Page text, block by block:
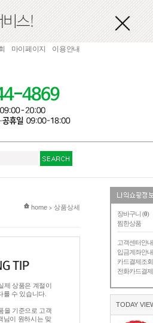
장바구니 (0)
찜한상품
고객센터안내
입금계좌안내
카드결제조회
전화카드결제
TODAY
마이페이지 이용안내
현재 위치
home > 상품상세
제 상품은 계절이
를 수 있습니다.
을 기준으로 고객
님이 원하시는 맞